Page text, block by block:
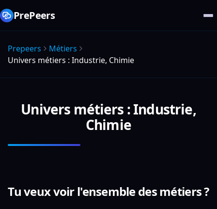
PrePeers
Prepeers
Métiers
Univers métiers : Industrie, Chimie
Univers métiers : Industrie,
Chimie
Tu veux voir l'ensemble des métiers ?